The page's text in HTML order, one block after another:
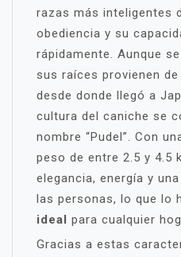
razas más inteligentes
obediencia y su
rápidamente. Aunque
sus raíces provienen
desde donde llegó a
cultura del caniche se
nombre “Pudel”. Con
peso de entre 2.5 y 4.5
elegancia, energía y
las personas, lo que lo
ideal para cualquier
Gracias a estas